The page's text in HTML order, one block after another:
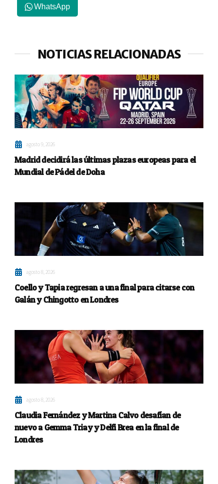
WhatsApp
NOTICIAS RELACIONADAS
agosto 9, 2026
Madrid decidirá las últimas plazas europeas para el
Mundial de Pádel de Doha
agosto 8, 2026
Coello y Tapia regresan a una final para citarse con
Galán y Chingotto en Londres
agosto 8, 2026
Claudia Fernández y Martina Calvo desafían de
nuevo a Gemma Triay y Delfi Brea en la final de
Londres